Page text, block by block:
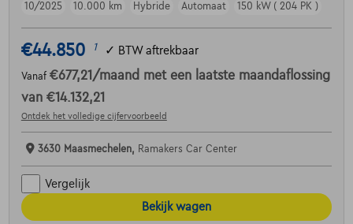
10/2025
10.000 km Hybride Automaat 150 kW ( 204 PK )
€44.850 1 ✓ BTW aftrekbaar
Vanaf €677,21 /maand met een laatste maandaflossing
van €14.132,21
Ontdek het volledige cijfervoorbeeld
3630 Maasmechelen, Ramakers Car Center
Vergelijk
Bekijk wagen